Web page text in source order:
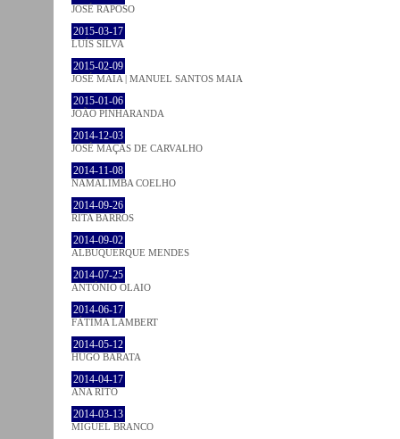
JOSÉ RAPOSO
2015-03-17
LUÍS SILVA
2015-02-09
JOSÉ MAIA | MANUEL SANTOS MAIA
2015-01-06
JOÃO PINHARANDA
2014-12-03
JOSÉ MAÇÃS DE CARVALHO
2014-11-08
NAMALIMBA COELHO
2014-09-26
RITA BARROS
2014-09-02
ALBUQUERQUE MENDES
2014-07-25
ANTÓNIO OLAIO
2014-06-17
FÁTIMA LAMBERT
2014-05-12
HUGO BARATA
2014-04-17
ANA RITO
2014-03-13
MIGUEL BRANCO